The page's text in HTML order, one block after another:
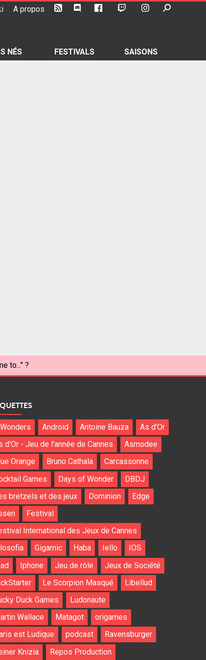
A propos
NÉS FESTIVALS SAISONS
to..." ?
Android Antoine Bauza
As d'Or
d'Or - Jeu de l'année de Cannes
Asmodee
Orange
Bruno Cathala
Carcassonne
Games
Days of Wonder
DBDJ
bretzels et des jeux
Dominion
Edge
Festival
International des Jeux de Cannes
Gigamic Haba Iello
IOS
Iphone Jeu de rôle
Jeux de Société
Le Scorpion Masqué
Libellud
Duck Games
Ludonaute
Wallace
Matagot
origames
est Ludique
podcast
Ravensburger
Knizia
Repos Production